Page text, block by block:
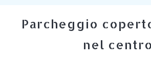
Parcheggio
nel